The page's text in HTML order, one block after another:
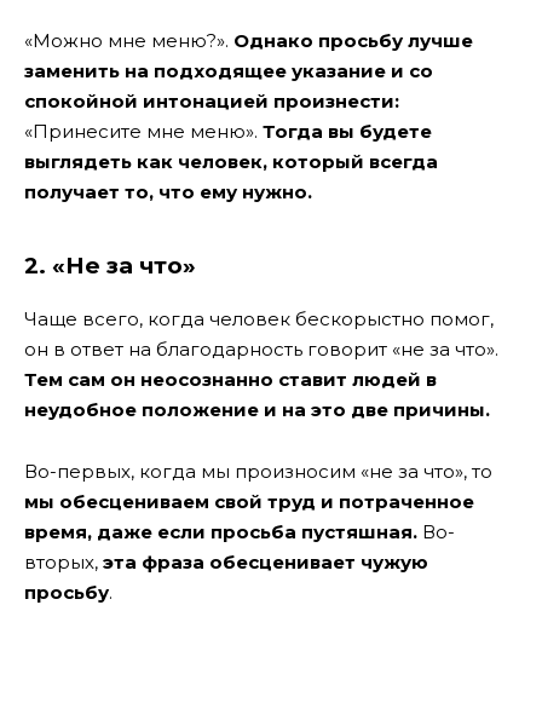
«Можно мне меню?». Однако просьбу лучше
заменить на подходящее указание и со
спокойной интонацией произнести:
«Принесите мне меню». Тогда вы будете
выглядеть как человек, который всегда
получает то, что ему нужно.
2. «Не за что»
Чаще всего, когда человек бескорыстно помог,
он в ответ на благодарность говорит «не за что».
Тем сам он неосознанно ставит людей в
неудобное положение и на это две причины.
Во-первых, когда мы произносим «не за что», то
мы обесцениваем свой труд и потраченное
время, даже если просьба пустяшная. Во-
вторых, эта фраза обесценивает чужую
просьбу.